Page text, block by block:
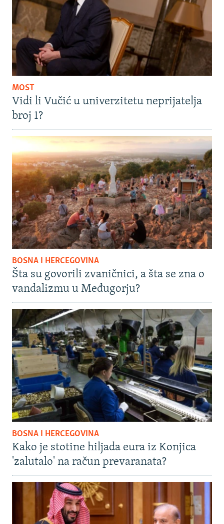
MOST
Vidi li Vučić u univerzitetu neprijatelja
broj 1?
BOSNA I HERCEGOVINA
Šta su govorili zvaničnici, a šta se zna o
vandalizmu u Međugorju?
BOSNA I HERCEGOVINA
Kako je stotine hiljada eura iz Konjica
'zalutalo' na račun prevaranata?